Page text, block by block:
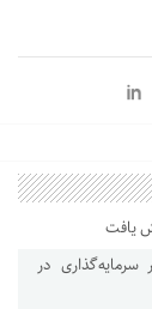
پیگیر سرمایه‌گذاری در